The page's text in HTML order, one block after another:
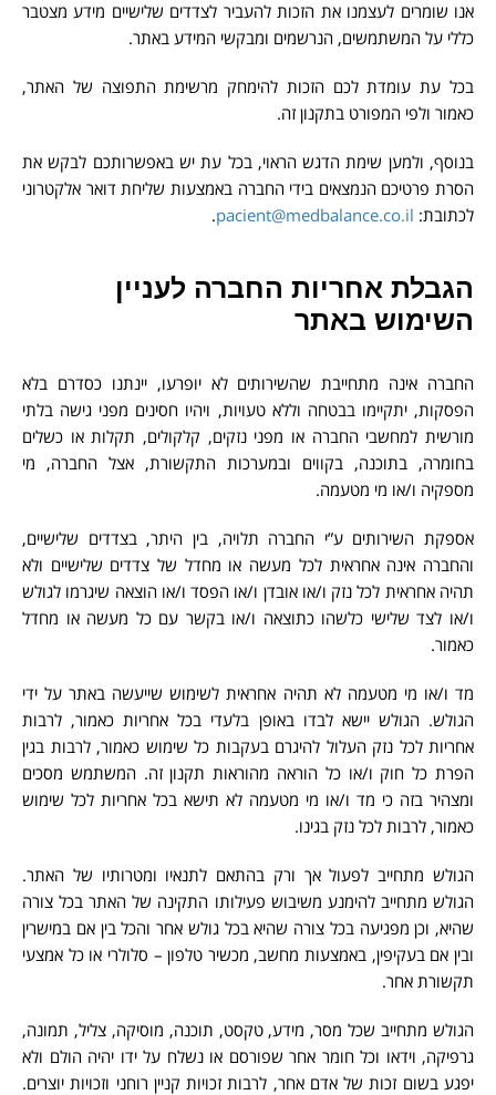
אנו שומרים לעצמנו את הזכות להעביר לצדדים שלישיים מידע מצטבר
כללי על המשתמשים, הנרשמים ומבקשי המידע באתר.
בכל עת עומדת לכם הזכות להימחק מרשימת התפוצה של האתר,
כאמור ולפי המפורט בתקנון זה.
בנוסף, ולמען שימת הדגש הראוי, בכל עת יש באפשרותכם לבקש את
הסרת פרטיכם הנמצאים בידי החברה באמצעות שליחת דואר אלקטרוני
לכתובת: pacient@medbalance.co.il
.
הגבלת אחריות החברה לעניין
השימוש באתר
החברה אינה מתחייבת שהשירותים לא יופרעו, יינתנו כסדרם בלא
הפסקות, יתקיימו בבטחה וללא טעויות, ויהיו חסינים מפני גישה בלתי
מורשית למחשבי החברה או מפני נזקים, קלקולים, תקלות או כשלים
בחומרה, בתוכנה, בקווים ובמערכות התקשורת, אצל החברה, מי
מספקיה ו/או מי מטעמה.
אספקת השירותים ע”י החברה תלויה, בין היתר, בצדדים שלישיים,
והחברה אינה אחראית לכל מעשה או מחדל של צדדים שלישיים ולא
תהיה אחראית לכל נזק ו/או אובדן ו/או הפסד ו/או הוצאה שיגרמו לגולש
ו/או לצד שלישי כלשהו כתוצאה ו/או בקשר עם כל מעשה או מחדל
כאמור.
מד ו/או מי מטעמה לא תהיה אחראית לשימוש שייעשה באתר על ידי
הגולש. הגולש יישא לבדו באופן בלעדי בכל אחריות כאמור, לרבות
אחריות לכל נזק העלול להיגרם בעקבות כל שימוש כאמור, לרבות בגין
הפרת כל חוק ו/או כל הוראה מהוראות תקנון זה. המשתמש מסכים
ומצהיר בזה כי מד ו/או מי מטעמה לא תישא בכל אחריות לכל שימוש
כאמור, לרבות לכל נזק בגינו.
הגולש מתחייב לפעול אך ורק בהתאם לתנאיו ומטרותיו של האתר.
הגולש מתחייב להימנע משיבוש פעילותו התקינה של האתר בכל צורה
שהיא, וכן מפגיעה בכל צורה שהיא בכל גולש אחר והכל בין אם במישרין
ובין אם בעקיפין, באמצעות מחשב, מכשיר טלפון – סלולרי או כל אמצעי
תקשורת אחר.
הגולש מתחייב שכל מסר, מידע, טקסט, תוכנה, מוסיקה, צליל, תמונה,
גרפיקה, וידאו וכל חומר אחר שפורסם או נשלח על ידו יהיה הולם ולא
יפגע בשום זכות של אדם אחר, לרבות זכויות קניין רוחני וזכויות יוצרים.